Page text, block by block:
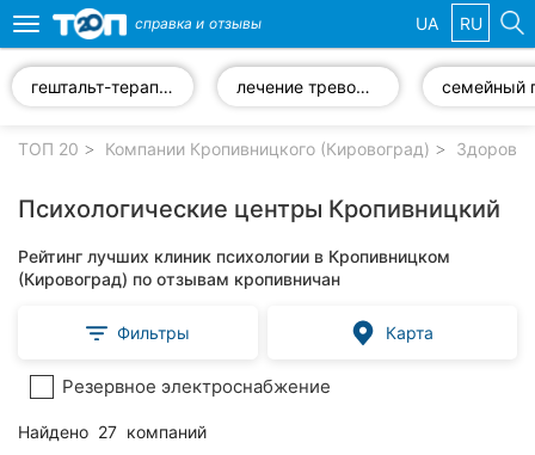
компании
Популярные
рубрики:
Стоматологии
Частные
Toggle
navigation
справка и отзывы UA RU
гештальт-терапия лечение тревожных расстройств
ТОП 20 Компании Кропивницкого (Кировоград)
Психологические центры Кропивницкий
Рейтинг лучших клиник психологии в Кропивницком
(Кировоград) по отзывам кропивничан
Фильтры Карта
Резервное электроснабжение
Найдено 27 компаний